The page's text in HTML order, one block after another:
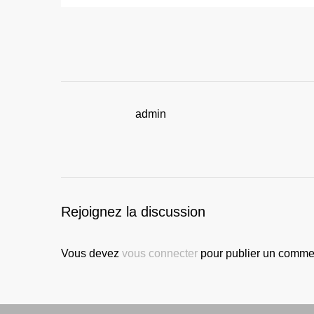
admin
Rejoignez la discussion
Vous devez vous connecter pour publier un